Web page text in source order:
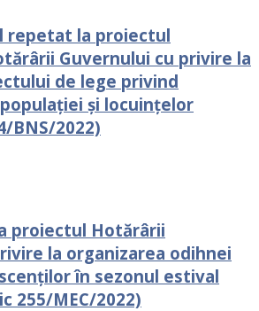
repetat la proiectul
Guvernului cu privire la
de lege privind
și locuințelor
BNS/2022)
proiectul Hotărârii
la organizarea odihnei
în sezonul estival
255/MEC/2022)